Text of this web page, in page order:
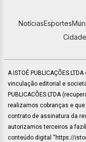
NotíciasEsportes
A ISTOÉ PUBLICAÇÕES
vinculação editorial e
PUBLICACÕES LTDA
realizamos cobranças e
contrato de assinatura da
autorizamos terceiros a
conteúdo digital “https://